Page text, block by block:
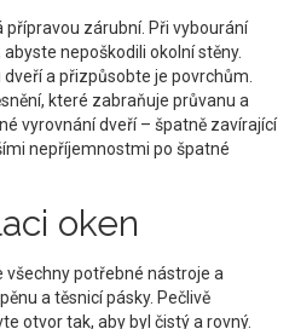
zárubní. Při vybourání
nepoškodili okolní stěny.
a přizpůsobte je povrchům.
které zabraňuje průvanu a
vyrovnání dveří – špatně zavírající
nepříjemnostmi po špatné
oken
všechny potřebné nástroje a
a těsnicí pásky. Pečlivě
otvor tak, aby byl čistý a rovný.